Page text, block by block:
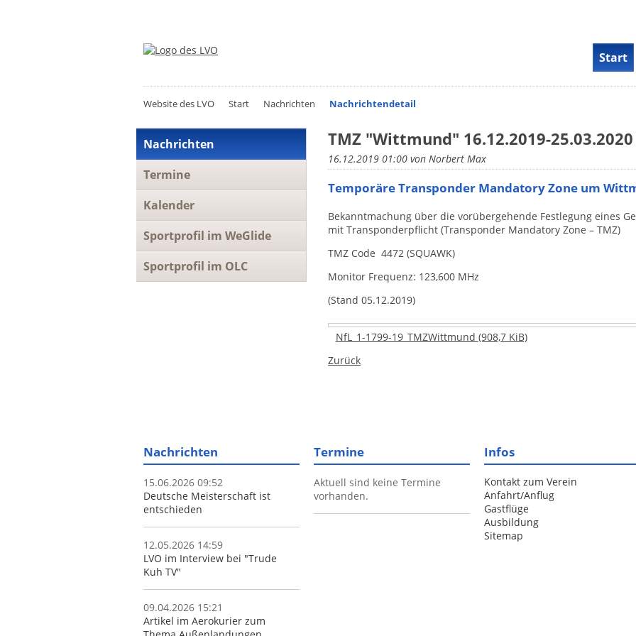
Start
Website des LVO Start Nachrichten Nachrichtendetail
TMZ "Wittmund" 16.12.2019-
16.12.2019 01:00 von Norbert Max
Temporäre Transponder Mandatory Zone um
Bekanntmachung über die vorübergehende Festlegung eines
mit Transponderpflicht (Transponder Mandatory Zone – TMZ)
TMZ Code 4472 (SQUAWK)
Monitor Frequenz: 123,600 MHz
(Stand 05.12.2019)
NfL_1-1799-19_TMZWittmund (908,7 KiB)
Zurück
Navigation
überspringen
Nachrichten
Termine
Kalender
Sportprofil im WeGlide
Sportprofil im OLC
Nachrichten
15.06.2026 09:52
Deutsche Meisterschaft ist
entschieden
12.05.2026 14:59
LVO im Interview bei "Trude
Kuh TV"
09.04.2026 15:21
Artikel im Aerokurier zum
Termine
Aktuell sind keine Termine
vorhanden.
Infos
Kontakt zum Verein
Anfahrt/Anflug
Gastflüge
Ausbildung
Sitemap